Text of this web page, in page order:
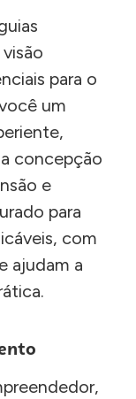
para o
um
concepção
e
para
com
ajudam a